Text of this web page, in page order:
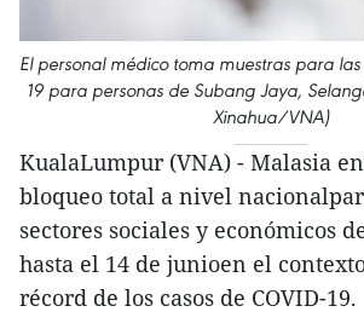
El personal médico toma muestras para
19 para personas de Subang Jaya,
Xinahua/VNA)
KualaLumpur (VNA) - Malasia
bloqueo total a nivel
sectores sociales y económicos
hasta el 14 de junioen el
récord de los casos de COVID-19.